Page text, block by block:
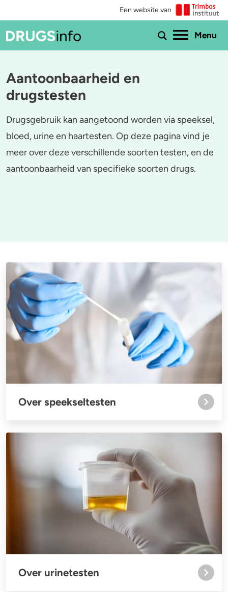
Een website van
Menu
Menu
Bekijk alle drugs
Cannabis
XTC / MDMA
Cocaïne
Lachgas
Paddo’s en truffels
2C-B
Ketamine
LSD
4-FA
Poppers
Aantoonbaarheid
Zwangerschap
Feiten over verslaving
Verkeer
Trends & Cijfers
Check je gebruik
Aantoonbaarheid en
drugstesten
Drugsgebruik kan aangetoond worden via speeksel,
bloed, urine en haartesten. Op deze pagina vind je
meer over deze verschillende soorten testen, en de
aantoonbaarheid van specifieke soorten drugs.
Over speekseltesten
Over urinetesten